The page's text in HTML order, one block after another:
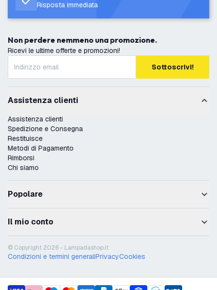
Risposta immediata
Non perdere nemmeno una promozione.
Ricevi le ultime offerte e promozioni!
Sottoscrivi!
Assistenza clienti
Assistenza clienti
Spedizione e Consegna
Restituisce
Metodi di Pagamento
Rimborsi
Chi siamo
Popolare
Il mio conto
© Copyright 2026 - Lampadashop.it
Condizioni e termini generaliPrivacyCookies